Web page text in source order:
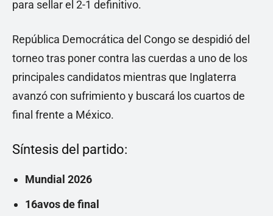
para sellar el 2-1 definitivo.
República Democrática del Congo se despidió del
torneo tras poner contra las cuerdas a uno de los
principales candidatos mientras que Inglaterra
avanzó con sufrimiento y buscará los cuartos de
final frente a México.
Síntesis del partido:
Mundial 2026
16avos de final